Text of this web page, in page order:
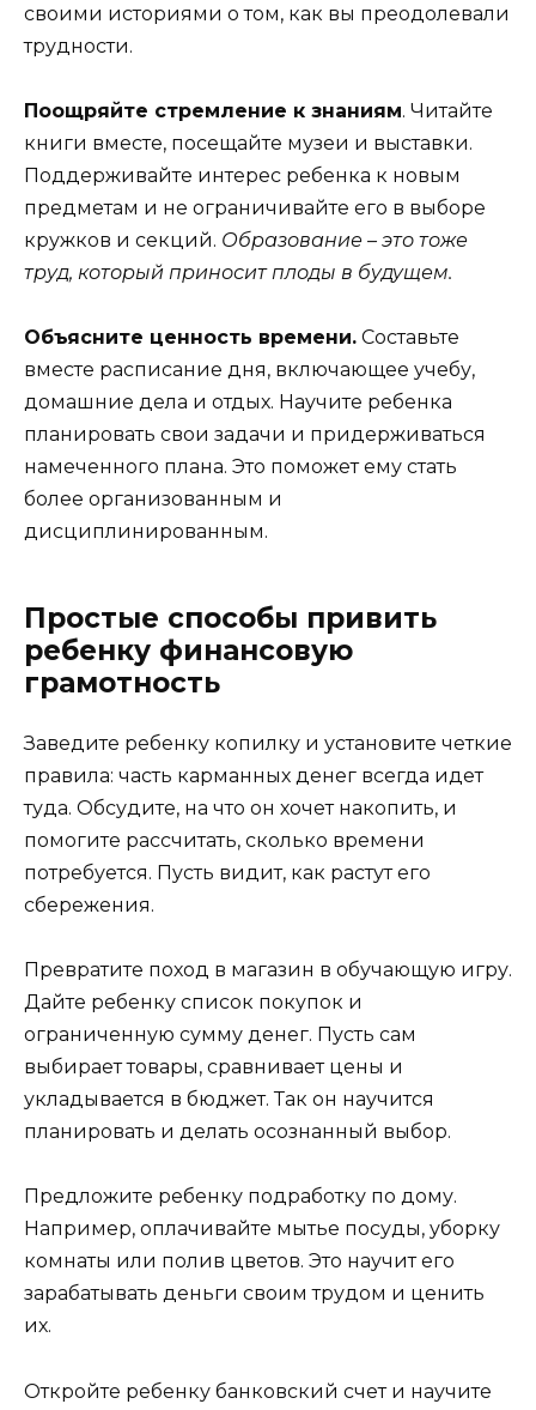
своими историями о том, как вы преодолевали
трудности.
Поощряйте стремление к знаниям. Читайте
книги вместе, посещайте музеи и выставки.
Поддерживайте интерес ребенка к новым
предметам и не ограничивайте его в выборе
кружков и секций. Образование – это тоже
труд, который приносит плоды в будущем.
Объясните ценность времени. Составьте
вместе расписание дня, включающее учебу,
домашние дела и отдых. Научите ребенка
планировать свои задачи и придерживаться
намеченного плана. Это поможет ему стать
более организованным и
дисциплинированным.
Простые способы привить
ребенку финансовую
грамотность
Заведите ребенку копилку и установите четкие
правила: часть карманных денег всегда идет
туда. Обсудите, на что он хочет накопить, и
помогите рассчитать, сколько времени
потребуется. Пусть видит, как растут его
сбережения.
Превратите поход в магазин в обучающую игру.
Дайте ребенку список покупок и
ограниченную сумму денег. Пусть сам
выбирает товары, сравнивает цены и
укладывается в бюджет. Так он научится
планировать и делать осознанный выбор.
Предложите ребенку подработку по дому.
Например, оплачивайте мытье посуды, уборку
комнаты или полив цветов. Это научит его
зарабатывать деньги своим трудом и ценить
их.
Откройте ребенку банковский счет и научите